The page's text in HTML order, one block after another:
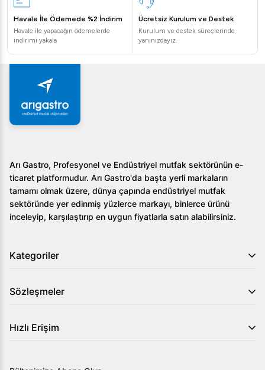
Havale İle Ödemede %2 İndirim
Havale ile yapacağın ödemelerde
indirimi yakala
Ücretsiz Kurulum ve Destek
Kurulum ve destek süreçlerinde
yanınızdayız.
Arı Gastro, Profesyonel ve Endüstriyel mutfak sektörünün e-
ticaret platformudur. Arı Gastro'da başta yerli markaların
tamamı olmak üzere, dünya çapında endüstriyel mutfak
sektöründe yer edinmiş yüzlerce markayı, binlerce ürünü
inceleyip, karşılaştırıp en uygun fiyatlarla satın alabilirsiniz.
Kategoriler
Sözleşmeler
Hızlı Erişim